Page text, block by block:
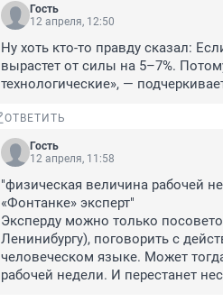
Гость
12 апреля, 12:50
Ну хоть кто-то правду сказал:
вырастет от силы на 5–7%.
технологические», —
ОТВЕТИТЬ
Гость
12 апреля, 11:58
"физическая величина рабочей
«Фонтанке» эксперт"
Эксперду можно только
Ленинибургу), поговорить с
человеческом языке. Может
рабочей недели. И перестанет